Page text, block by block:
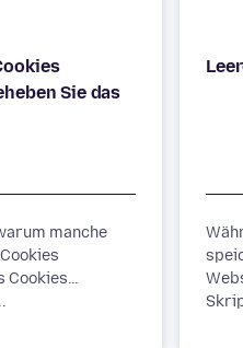
Sie das
manche
Cookies